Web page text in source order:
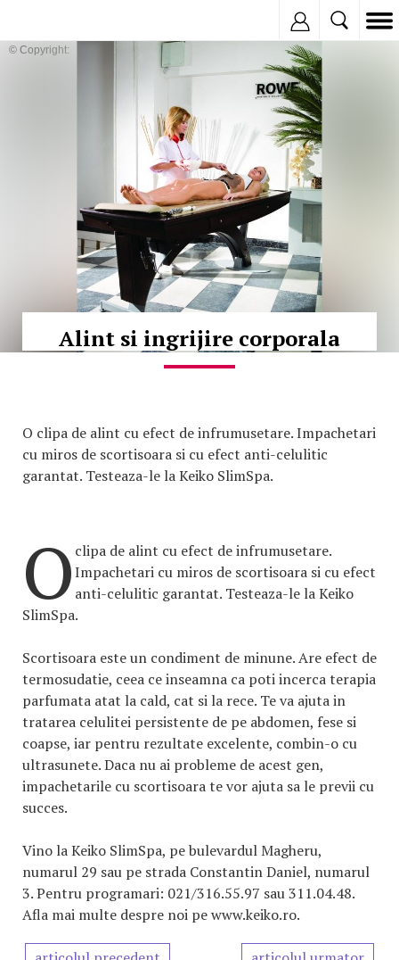
© Copyright:
Alint si ingrijire corporala
O clipa de alint cu efect de infrumusetare. Impachetari
cu miros de scortisoara si cu efect anti-celulitic
garantat. Testeaza-le la Keiko SlimSpa.
O clipa de alint cu efect de infrumusetare.
Impachetari cu miros de scortisoara si cu efect
anti-celulitic garantat. Testeaza-le la Keiko
SlimSpa.
Scortisoara este un condiment de minune. Are efect de
termosudatie, ceea ce inseamna ca poti incerca terapia
parfumata atat la cald, cat si la rece. Te va ajuta in
tratarea celulitei persistente de pe abdomen, fese si
coapse, iar pentru rezultate excelente, combin-o cu
ultrasunete. Daca nu ai probleme de acest gen,
impachetarile cu scortisoara te vor ajuta sa le previi cu
succes.
Vino la Keiko SlimSpa, pe bulevardul Magheru,
numarul 29 sau pe strada Constantin Daniel, numarul
3. Pentru programari: 021/316.55.97 sau 311.04.48.
Afla mai multe despre noi pe www.keiko.ro.